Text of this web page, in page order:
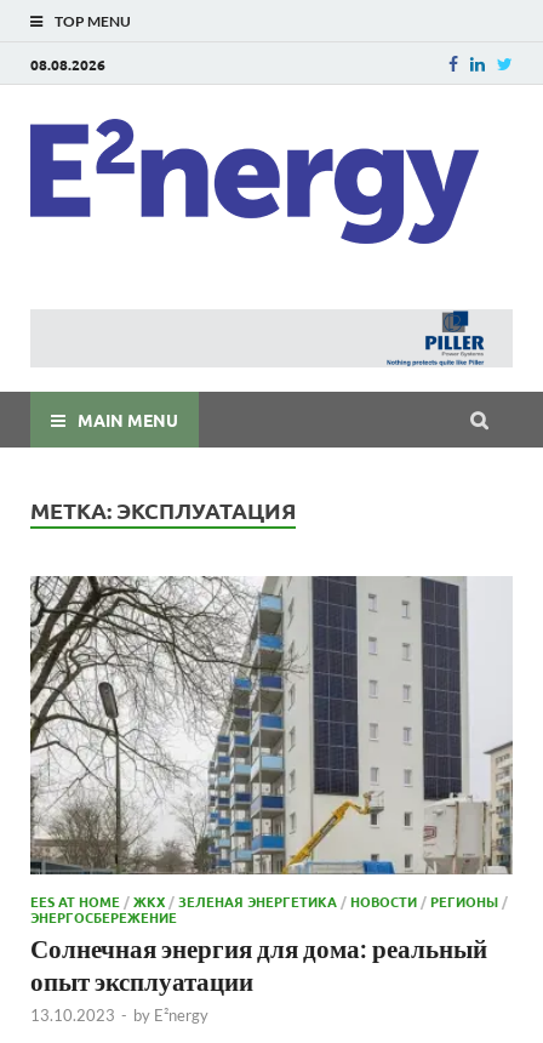
TOP MENU
08.08.2026
MAIN MENU
МЕТКА: ЭКСПЛУАТАЦИЯ
EES AT HOME /ЖКХ /ЗЕЛЕНАЯ ЭНЕРГЕТИКА /НОВОСТИ /РЕГИОНЫ /
ЭНЕРГОСБЕРЕЖЕНИЕ
Солнечная энергия для дома: реальный
опыт эксплуатации
13.10.2023 - by E²nergy